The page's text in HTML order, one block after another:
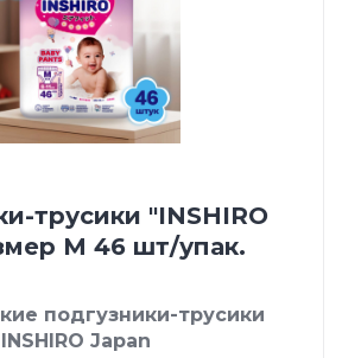
трусики "INSHIRO
М 46 шт/упак.
подгузники-трусики
INSHIRO Japan